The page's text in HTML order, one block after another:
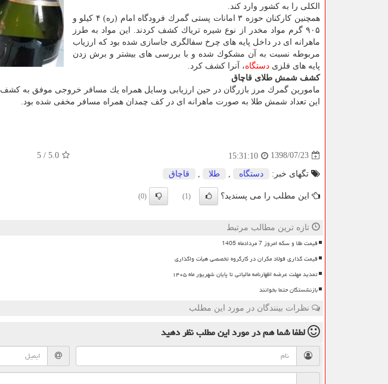
الكلی را به كشور وارد كند.
همچنین كاركنان حوزه ۳ امانات پستی گمرك فرودگاه امام (ره) ۴ كیلو و
۹۰۵ گرم مواد مخدر از نوع شیره تریاك كشف كردند. این مواد به طرز
ماهرانه ای در داخل پایه های چرخ سفالگری جاسازی شده بود كه ارزیاب
مربوطه نسبت به آن مشكوك شده و با بررسی های بیشتر و برش زدن
پایه های فلزی دستگاه، آنرا كشف كرد.
كشف شمش طلای قاچاق
مامورین گمرك مرز بازرگان در حین ارزیابی وسایل همراه یك مسافر خروجی موفق به كشف ۴ قطعه شمش
این تعداد شمش طلا به صورت ماهرانه ای در كف چمدان همراه مسافر مخفی شده بود.
1398/07/23
15:31:10
5.0
/
5
تگهای خبر: دستگاه طلا قاچاق
این مطلب را می پسندید؟ (1)
(0)
تازه ترین مطالب مرتبط
قیمت طلا و سکه امروز 7 مردادماه 1405
قیمت گذاری فولاد مکران در کارگروه تخصصی هیأت واگذاری
تمدید مهلت عرضه اظهارنامه مالیاتی تا پایان شهریور ماه ۱۴۰۵
بازنشستگان حتما بخوانند
نظرات بینندگان در مورد این مطلب
لطفا شما همدر مورد این مطلبنظر دهید